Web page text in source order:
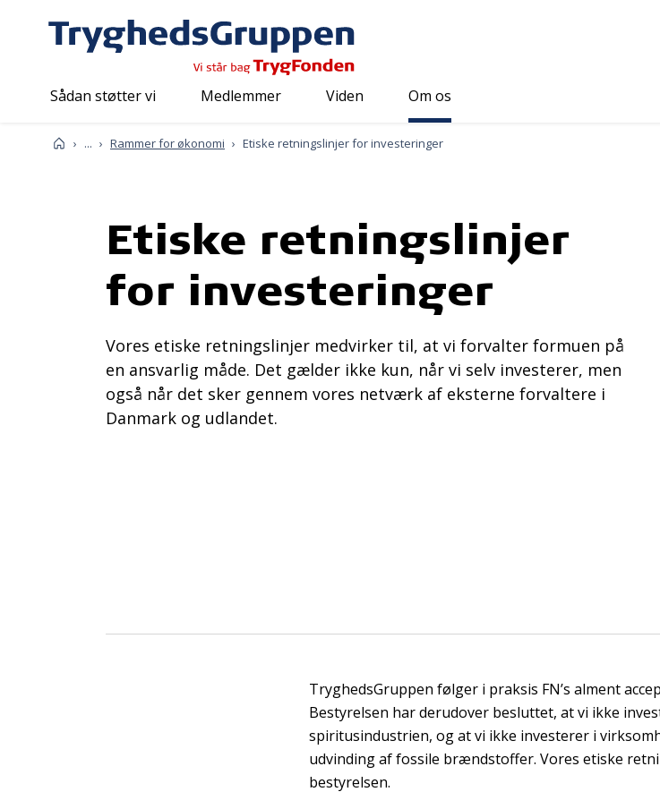
Sådan støtter vi Medlemmer Viden Om os
Forside
...
Om os
Sådan arbejder viRammer for økonomi Etiske retningslinjer for investeringer
Etiske retningslinjer
for investeringer
Vores etiske retningslinjer medvirker til, at vi forvalter formuen på
en ansvarlig måde. Det gælder ikke kun, når vi selv investerer, men
også når det sker gennem vores netværk af eksterne forvaltere i
Danmark og udlandet.
TryghedsGruppen følger i praksis FN’s alment
Bestyrelsen har derudover besluttet, at vi ikke
spiritusindustrien, og at vi ikke investerer i
udvinding af fossile brændstoffer. Vores etiske
bestyrelsen.